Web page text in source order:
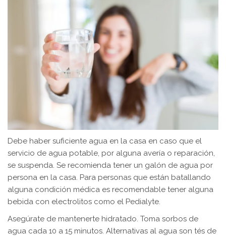
Debe haber suficiente agua en la casa en caso que el
servicio de agua potable, por alguna avería o reparación,
se suspenda. Se recomienda tener un galón de agua por
persona en la casa. Para personas que están batallando
alguna condición médica es recomendable tener alguna
bebida con electrolitos como el Pedialyte.
Asegúrate de mantenerte hidratado. Toma sorbos de
agua cada 10 a 15 minutos. Alternativas al agua son tés de